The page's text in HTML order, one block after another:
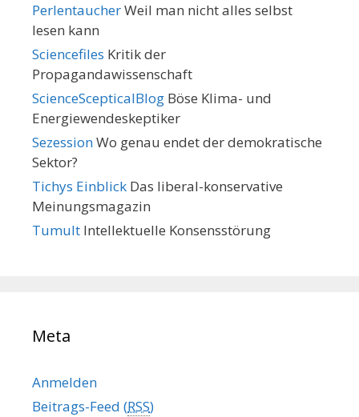
PerlentaucherWeil man nicht alles selbst
lesen kann
Sciencefiles Kritik der
Propagandawissenschaft
ScienceScepticalBlog Böse Klima- und
Energiewendeskeptiker
SezessionWo genau endet der demokratische
Sektor?
Tichys Einblick Das liberal-konservative
Meinungsmagazin
Tumult Intellektuelle Konsensstörung
Meta
Anmelden
Beitrags-Feed (RSS)